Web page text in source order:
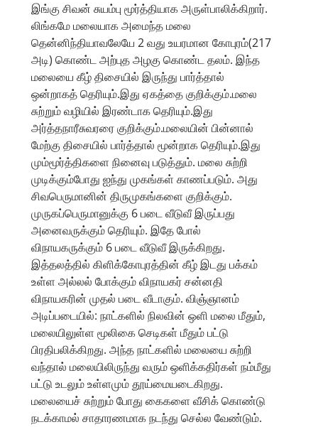
இங்கு சிவன் சுயம்பு மூர்த்தியாக அருள்பாலிக்கிறார்.
லிங்கமே மலையாக அமைந்த மலை
தென்னிந்தியாவலேயே 2 வது உயரமான கோபுரம்(217
அடி) கொண்ட அற்புத அழகு கொண்ட தலம். இந்த
மலையை கீழ் திசையில் இருந்து பார்த்தால்
ஒன்றாகத் தெரியும்.இது ஏகத்தை குறிக்கும்.மலை
சுற்றும் வழியில் இரண்டாக தெரியும்.இது
அர்த்தநாரீசுவரரை குறிக்கும்.மலையின் பின்னால்
மேற்கு திசையில் பார்த்தால் மூன்றாக தெரியும்.இது
மும்மூர்த்திகளை நினைவு படுத்தும். மலை சுற்றி
முடிக்கும்போது ஐந்து முகங்கள் காணப்படும். அது
சிவபெருமானின் திருமுகங்களை குறிக்கும்.
முருகப்பெருமானுக்கு 6 படை வீடுவீ இருப்பது
அனைவருக்கும் தெரியும். இதே போல்
விநாயகருக்கும் 6 படை வீடுவீ இருக்கிறது.
இத்தலத்தில் கிளிக்கோபுரத்தின் கீழ் இடது பக்கம்
உள்ள அல்லல் போக்கும் விநாயகர் சன்னதி
விநாயகரின் முதல் படை வீடாகும். விஞ்ஞானம்
அடிப்படையில்: நாட்களில் நிலவின் ஒளி மலை மீதும்,
மலையிலுள்ள மூலிகை செடிகள் மீதும் பட்டு
பிரதிபலிக்கிறது. அந்த நாட்களில் மலையை சுற்றி
வந்தால் மலையிலிருந்து வரும் ஒளிக்கதிர்கள் நம்மீது
பட்டு உடலும் உள்ளமும் தூய்மையடைகிறது.
மலையைச் சுற்றும் போது கைகளை வீசிக் கொண்டு
நடக்காமல் சாதாரணமாக நடந்து செல்ல வேண்டும்.